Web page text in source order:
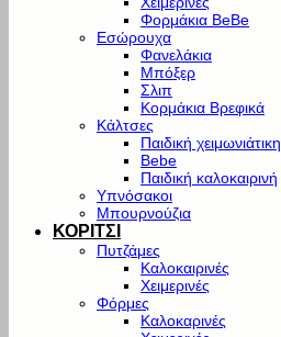
Φορμάκια BeBe
Εσώρουχα
Φανελάκια
Μπόξερ
Σλιπ
Κορμάκια Βρεφικά
Κάλτσες
Παιδική χειμωνιάτικη
Bebe
Παιδική καλοκαιρινή
Υπνόσακοι
Μπουρνούζια
ΚΟΡΙΤΣΙ
Πυτζάμες
Καλοκαιρινές
Χειμερινές
Φόρμες
Καλοκαρινές